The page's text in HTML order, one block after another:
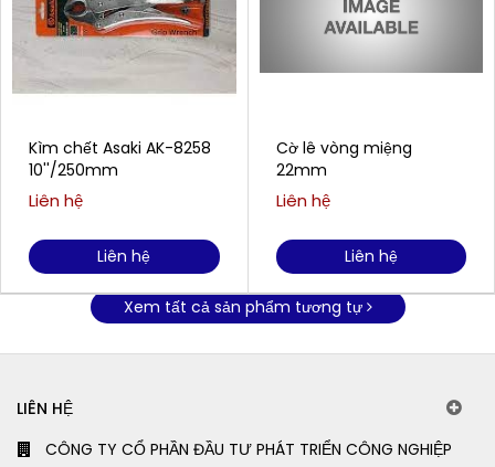
Kìm chết Asaki AK-8258
10''/250mm
Liên hệ
Liên hệ
Cờ lê vòng miệng
22mm
Liên hệ
Liên hệ
Xem tất cả sản phẩm tương tự
LIÊN HỆ
CÔNG TY CỔ PHẦN ĐẦU TƯ PHÁT TRIỂN CÔNG NGHIỆP